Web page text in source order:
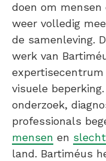
doen om
weer volledig
de samenleving.
werk van
visuele
onderzoek,
professionals
mensen en
land. Bartiméus